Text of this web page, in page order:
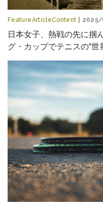
FeatureArticleContent |
日本女子、熱戦の先に掴
グ・カップでテニスの“世